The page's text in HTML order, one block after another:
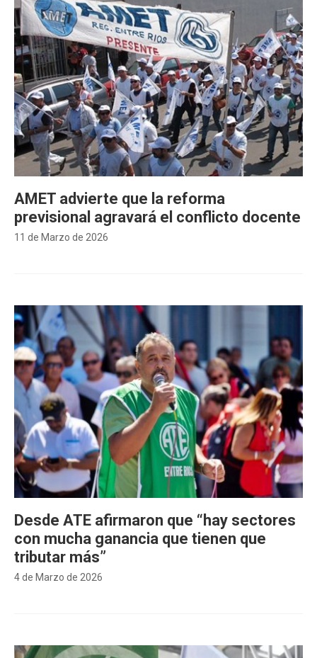
11 de Marzo de 2026
AMET advierte que la reforma
previsional agravará el conflicto docente
4 de Marzo de 2026
Desde ATE afirmaron que “hay sectores
con mucha ganancia que tienen que
tributar más”